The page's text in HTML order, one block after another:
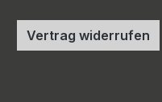
Vertrag widerrufen